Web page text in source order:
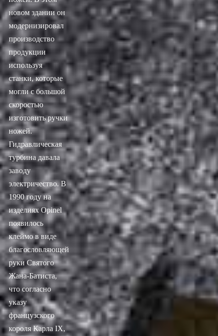
новом здании он
модернизировал
производство
продукции
используя
станки, которые
могли с большой
скоростью
изготовить ручки
ножей.
Гидравлическая
турбина давала
заводу
электричество. В
1990 году на
изделиях Opinel
появилось
клеймо в виде
благословляющей
руки Святого
Жана-Батиста,
что согласно
указу
французского
короля Карла IX,